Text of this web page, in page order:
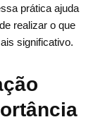
prática ajuda
realizar o que
significativo.